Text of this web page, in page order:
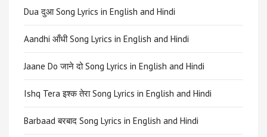
Dua दुआ Song Lyrics in English and Hindi
Aandhi आँधी Song Lyrics in English and Hindi
Jaane Do जाने दो Song Lyrics in English and Hindi
Ishq Tera इश्क तेरा Song Lyrics in English and Hindi
Barbaad बरबाद Song Lyrics in English and Hindi